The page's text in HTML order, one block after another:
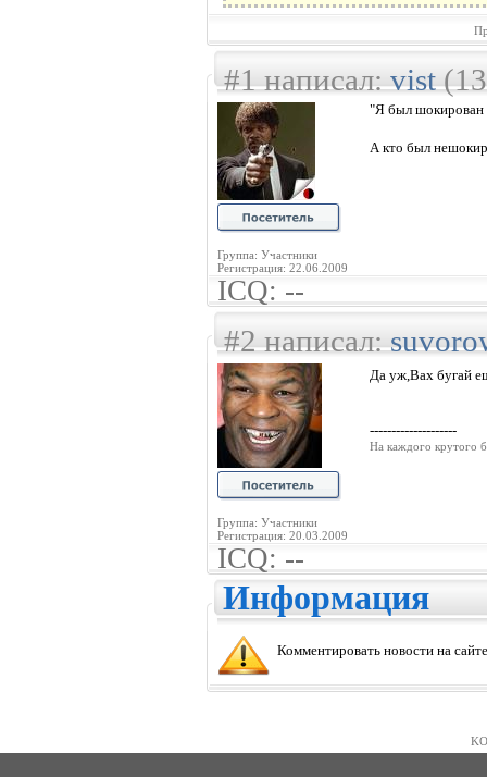
#1 написал:vist(13
Группа: Участники
Регистрация: 22.06.2009
"Я был шокирован
А кто был
ICQ: --
#2 написал:
Группа: Участники
Регистрация: 20.03.2009
Да уж,Вах бугай
--------------------
На каждого крутого
ICQ: --
Информация
Комментировать новости на